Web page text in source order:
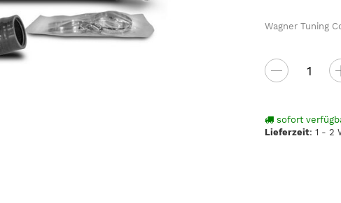
Wagner Tuning
sofort
Lieferzeit:1 - 2